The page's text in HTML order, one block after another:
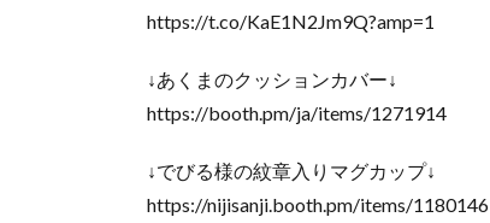
https://t.co/KaE1N2Jm9Q?amp=1
↓あくまのクッションカバー↓
https://booth.pm/ja/items/1271914
↓でびる様の紋章入りマグカップ↓
https://nijisanji.booth.pm/items/1180146